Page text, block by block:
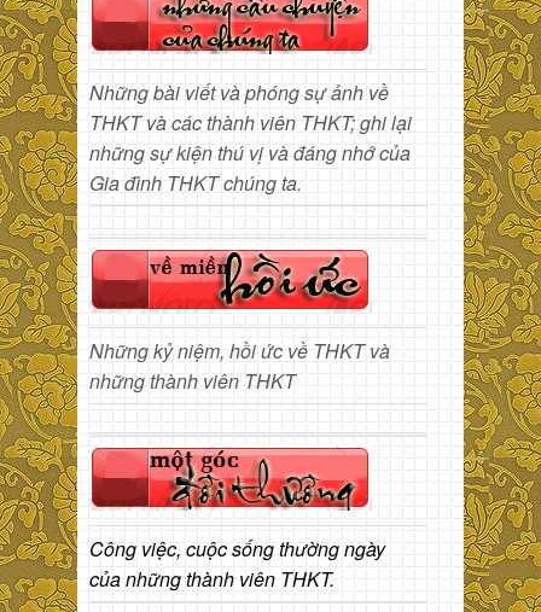
Những bài viết và phóng sự ảnh về
THKT và các thành viên THKT; ghi lại
những sự kiện thú vị và đáng nhớ của
Gia đình THKT chúng ta.
Những kỷ niệm, hồi ức về THKT và
những thành viên THKT
Công việc, cuộc sống thường ngày
của những thành viên THKT.